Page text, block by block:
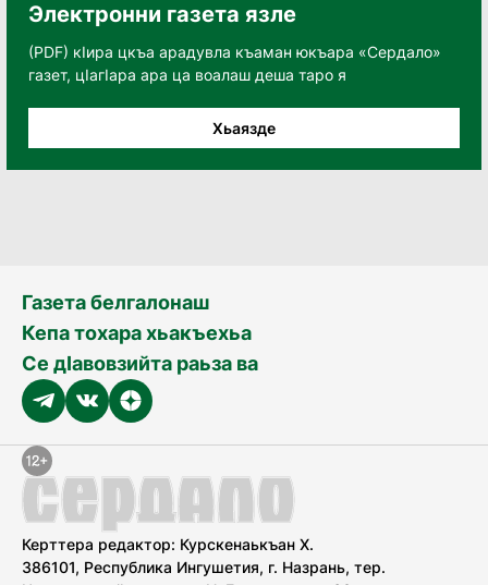
Электронни газета язле
(PDF) кӀира цкъа арадувла къаман юкъара «Сердало»
газет, цӀагӀара ара ца воалаш деша таро я
Хьаязде
Газета белгалонаш
Кепа тохара хьакъехьа
Се дӀавовзийта раьза ва
Керттера редактор: Курскенаькъан Х.
386101, Республика Ингушетия, г. Назрань, тер.